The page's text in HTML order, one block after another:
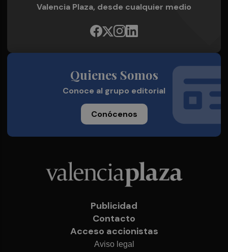
Valencia Plaza, desde cualquier medio
Quienes Somos
Conoce al grupo editorial
Conócenos
Publicidad
Contacto
Acceso accionistas
Aviso legal